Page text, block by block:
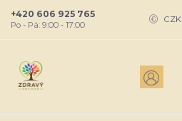
CZK
+420 606 925 765
Po - Pá: 9:00 - 17:00